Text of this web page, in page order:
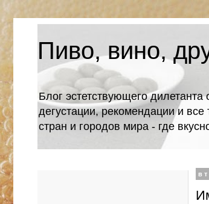
Пиво, вино,
Блог эстетствующего
дегустации, рекомендации и
стран и городов мира - где